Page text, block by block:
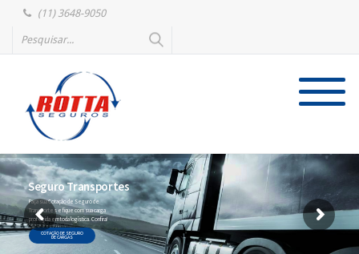
(11) 3648-9050
Seguro Transportes
Faça sua Cotação de Seguro de
Transportes e fique com sua carga
protegida em toda logística. Confira!
COTAÇÃO DE SEGURO
DE CARGAS